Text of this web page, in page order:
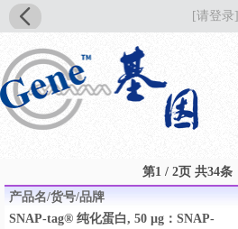
[请登录]
第1 / 2页 共34条
产品名/货号/品牌
SNAP-tag® 纯化蛋白, 50 µg：SNAP-